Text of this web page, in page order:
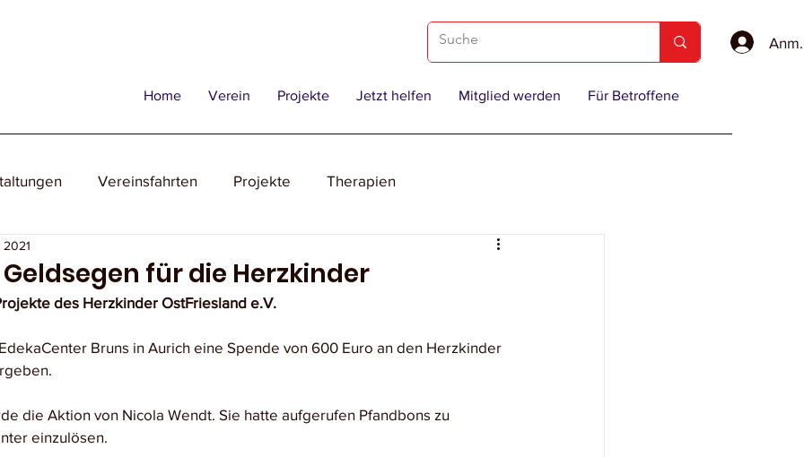
Home Verein Projekte Jetzt helfen Mitglied werden Für Betroffene
Vereinsfahrten Projekte Therapien
für die Herzkinder
2021
des Herzkinder OstFriesland e.V.
Bruns in Aurich eine Spende von 600 Euro an den Herzkinder
die Aktion von Nicola Wendt. Sie hatte aufgerufen Pfandbons zu
einzulösen.